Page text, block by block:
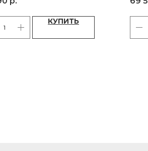
хлопок
КУПИТЬ